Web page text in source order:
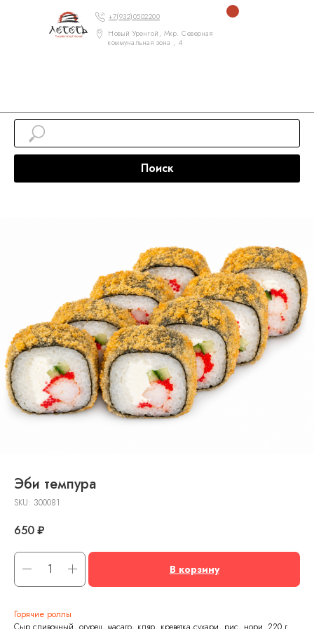
+7(932)0502200
Новый Уренгой, Мкр. Северная
коммунальная зона , 4
Поиск
Эби темпура
SKU: 300081
650₽
В корзину
Горячие роллы